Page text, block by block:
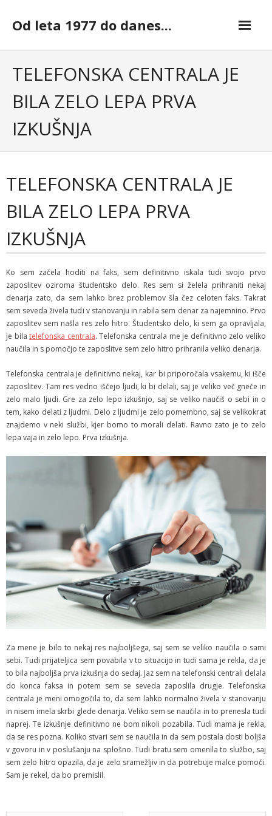
contentOd leta 1977 do danes...
TELEFONSKA CENTRALA JE
BILA ZELO LEPA PRVA
IZKUŠNJA
TELEFONSKA CENTRALA JE
BILA ZELO LEPA PRVA
IZKUŠNJA
Ko sem začela hoditi na faks, sem definitivno iskala tudi svojo prvo
zaposlitev oziroma študentsko delo. Res sem si želela prihraniti nekaj
denarja zato, da sem lahko brez problemov šla čez celoten faks. Takrat
sem seveda živela tudi v stanovanju in rabila sem denar za najemnino. Prvo
zaposlitev sem našla res zelo hitro. Študentsko delo, ki sem ga opravljala,
je bilatelefonska centrala. Telefonska centrala me je definitivno zelo veliko
naučila in s pomočjo te zaposlitve sem zelo hitro prihranila veliko denarja.
Telefonska centrala je definitivno nekaj, kar bi priporočala vsakemu, ki išče
zaposlitev. Tam res vedno iščejo ljudi, ki bi delali, saj je veliko več gneče in
zelo malo ljudi. Gre za zelo lepo izkušnjo, saj se veliko naučiš o sebi in o
tem, kako delati z ljudmi. Delo z ljudmi je zelo pomembno, saj se velikokrat
znajdemo v neki službi, kjer bomo to morali delati. Ravno zato je to zelo
lepa vaja in zelo lepo. Prva izkušnja.
Za mene je bilo to nekaj res najboljšega, saj sem se veliko naučila o sami
sebi. Tudi prijateljica sem povabila v to situacijo in tudi sama je rekla, da je
to bila najboljša prva izkušnja do sedaj. Jaz sem na telefonski centrali delala
do konca faksa in potem sem se seveda zaposlila drugje. Telefonska
centrala je meni omogočila to, da sem lahko normalno živela v stanovanju
in nisem imela skrbi glede denarja. Veliko sem se naučila in to prenesla tudi
naprej. Te izkušnje definitivno ne bom nikoli pozabila. Tudi mama je rekla,
da se res pozna. Koliko stvari sem se naučila in da sem postala dosti boljša
v govoru in v poslušanju na splošno. Tudi bratu sem omenila to službo, saj
sem zelo hitro opazila, da je zelo sramežljiv in da potrebuje malce pomoči.
Sam je rekel, da bo premislil.